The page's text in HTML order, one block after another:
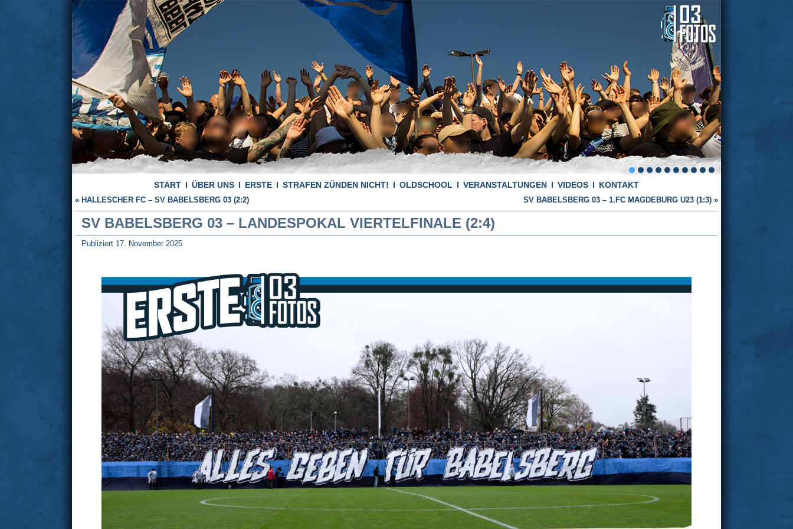
START ÜBER UNS ERSTE STRAFEN ZÜNDEN NICHT! OLDSCHOOL VERANSTALTUNGEN VIDEOS KONTAKT
« HALLESCHER FC – SV BABELSBERG 03 (2:2) SV BABELSBERG 03 – 1.FC MAGDEBURG U23 (1:3) »
SV BABELSBERG 03 – LANDESPOKAL VIERTELFINALE (2:4)
Publiziert 17. November 2025